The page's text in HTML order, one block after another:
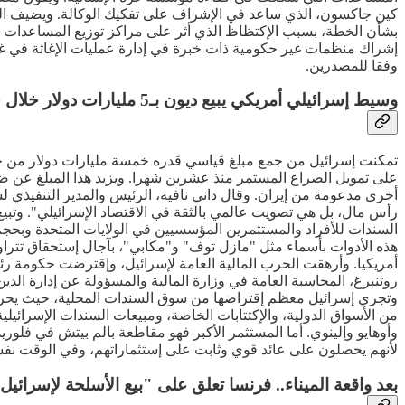
بشأن الخطة، بسبب الإكتظاظ الذي أثر على مراكز توزيع المساعدات
إشراك منظمات غير حكومية ذات خبرة في إدارة عمليات الإغاثة
وفقا للمصدرين.
وسيط إسرائيلي أمريكي يبيع ديون بـ5 مليارات دولار خلال حرب غزة
تمكنت إسرائيل من جمع مبلغ قياسي قدره خمسة مليارات دولار من
السندات للأفراد والمستثمرين المؤسسيين في الولايات المتحدة
من الأسواق الدولية، والإكتتابات الخاصة، ومبيعات السندات
لأنهم يحصلون على عائد قوي وثابت على إستثماراتهم، وفي الوقت
بعد واقعة الميناء.. فرنسا تعلق على "بيع الأسلحة